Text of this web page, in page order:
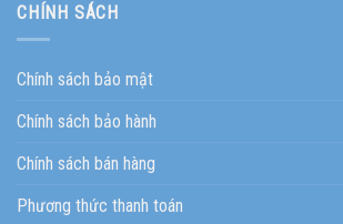
CHÍNH SÁCH
Chính sách bảo mật
Chính sách bảo hành
Chính sách bán hàng
Phương thức thanh toán